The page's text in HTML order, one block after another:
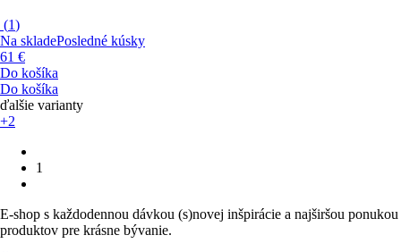
(1)
Na skladePosledné kúsky
61 €
Do košíka
Do košíka
ďalšie varianty
+2
1
E-shop s každodennou dávkou (s)novej inšpirácie a najširšou ponukou
produktov pre krásne bývanie.